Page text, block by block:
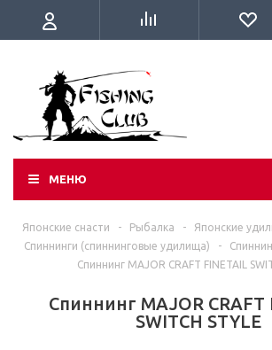
МЕНЮ
Японские снасти - Рыбалка - Японские
Спиннинги (спиннинговые удилища)
-
Спиннинг MAJOR CRAFT FINETAIL
Спиннинг MAJOR CRAFT
SWITCH STYLE